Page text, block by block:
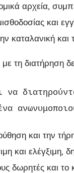
αρχεία,
και
καταλανική και
με τη διατήρηση
να
και την
και
δωρητές και το